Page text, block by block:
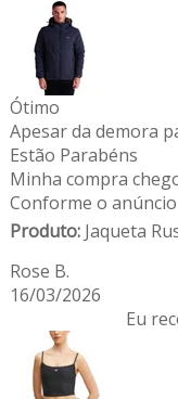
Ótimo
Apesar da demora
Estão Parabéns
Minha compra
Conforme o anúncio
Produto:Jaqueta
Rose B.
16/03/2026
Eu